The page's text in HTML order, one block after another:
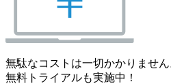
無駄なコストは一切かかりませ
無料トライアルも実施中！